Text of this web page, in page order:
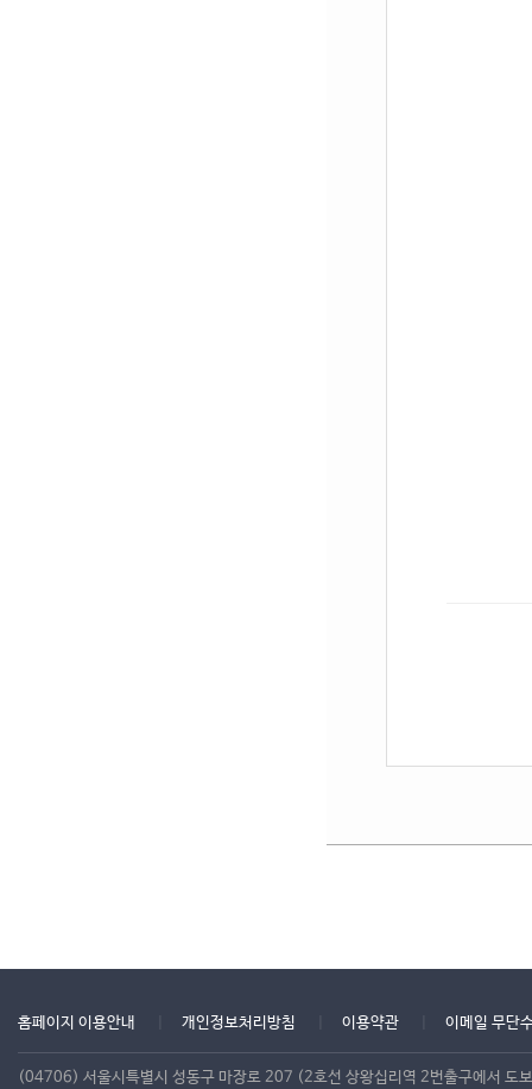
홈페이지 이용안내 개인정보처리방침 이용약관 이메일 무단
(04706) 서울시특별시 성동구 마장로 207 (2호선 상왕십리역 2번출구에서 도